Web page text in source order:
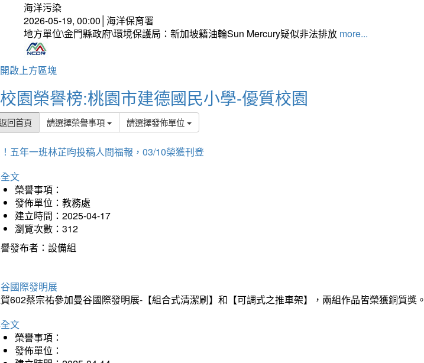
海洋污染
2026-05-19, 00:00│海洋保育署
地方單位\金門縣政府\環境保護局：新加坡籍油輪Sun Mercury疑似非法排放 more...
開啟上方區塊
校園榮譽榜:桃園市建德國民小學-優質校園
回首頁 請選擇榮譽事項 請選擇發佈單位
五年一班林芷昀投稿人間福報，03/10榮獲刊登
文
榮譽事項：
發佈單位：教務處
建立時間：2025-04-17
瀏覽次數：312
發布者：設備組
國際發明展
602蔡宗祐參加曼谷國際發明展-【組合式清潔刷】和【可調式之推車架】，兩組作品皆榮獲銅質獎。
文
榮譽事項：
發佈單位：